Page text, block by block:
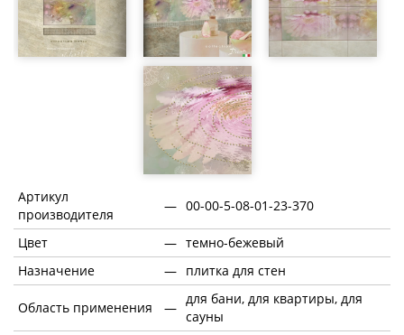
Артикул
производителя
— 00-00-5-08-01-23-370
Цвет — темно-бежевый
Назначение
— плитка для стен
Область применения —
для бани, для квартиры, для
сауны